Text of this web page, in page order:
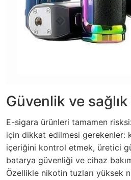
Güvenlik ve sağlık
E-sigara ürünleri tamamen
için dikkat edilmesi gerekenler:
içeriğini kontrol etmek, üretici
batarya güvenliği ve cihaz
Özellikle nikotin tuzları yüksek